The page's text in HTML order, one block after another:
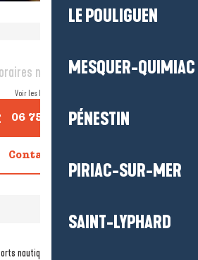
LE POULIGUEN
MESQUER-QUIMIAC
PÉNESTIN
PIRIAC-SUR-MER
SAINT-LYPHARD
coordonnées
non définis
Voir les horaires
06 75 18 05▒▒
Contactez-nous
nautiques et de loisirs. Location de